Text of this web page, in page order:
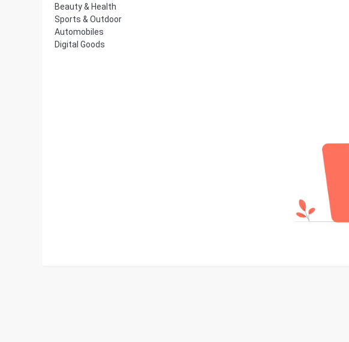
Beauty & Health
Sports & Outdoor
Automobiles
Digital Goods